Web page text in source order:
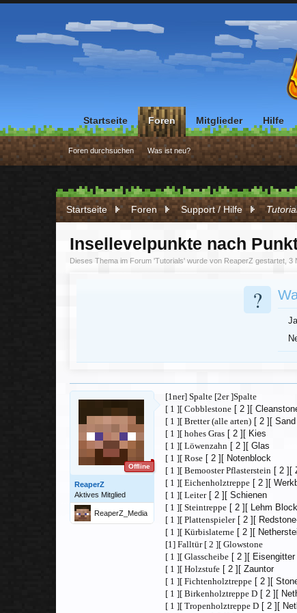
Startseite Foren Support / Hilfe
Insellevelpunkte nach
Dieses Thema im Forum 'Tutorials' wurde von ReaperZ gestartet, 3
?
Ja
Offline
ReaperZ
Aktives Mitglied
ReaperZ_Media
[1ner] Spalte [2er ]Spalte
[ 1 ][ Cobblestone [ 2 ][
[ 1 ][ Bretter (alle arten) [ 2 ][ Sand
[ 1 ][ hohes Gras [ 2 ][ Kies
[ 1 ][ Löwenzahn [ 2 ][ Glas
[ 1 ][ Rose [ 2 ][ Notenblock
[ 1 ][ Bemooster Pflasterstein [ 2 ][
[ 1 ][ Eichenholztreppe [ 2 ][
[ 1 ][ Leiter[ 2 ][ Schienen
[ 1 ][ Steintreppe [ 2 ][ Lehm Block
[ 1 ][ Plattenspieler[ 2 ][
[ 1 ][ Kürbislaterne [ 2 ][
[1] Falltür [ 2 ][ Glowstone
[ 1 ][ Glasscheibe [ 2 ][ Eisengitter
[ 1 ][ Holzstufe [ 2 ][ Zauntor
[ 1 ][ Fichtenholztreppe [ 2 ][
[ 1 ][ Birkenholztreppe D [ 2 ][
[ 1 ][ Tropenholztreppe D [ 2 ][
Startseite Foren
Foren durchsuchen Was ist neu?
Mitglieder Hilfe